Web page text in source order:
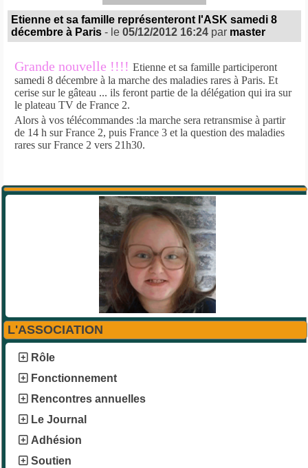
L'ASSOCIATION
Rôle
Fonctionnement
Rencontres annuelles
Le Journal
Adhésion
Soutien
Etienne et sa famille représenteront l'ASK samedi 8
décembre à Paris - le 05/12/2012 16:24par master
Grande nouvelle !!!! Etienne et sa famille participeront
samedi 8 décembre à la marche des maladies rares à Paris. Et
cerise sur le gâteau ... ils feront partie de la délégation qui ira sur
le plateau TV de France 2.
Alors à vos télécommandes :la marche sera retransmise à partir
de 14 h sur France 2, puis France 3 et la question des maladies
rares sur France 2 vers 21h30.